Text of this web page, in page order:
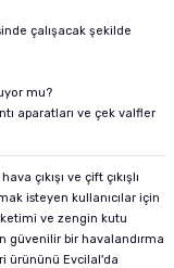
çalışacak şekilde
mu?
aparatları ve çek valfler
çıkışı ve çift çıkışlı
isteyen kullanıcılar için
ve zengin kutu
güvenilir bir havalandırma
ürününü Evcilal'da